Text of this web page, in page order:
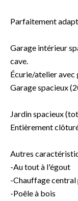
Parfaitement
Garage intérieur
cave.
Écurie/atelier avec
Garage spacieux
Jardin spacieux
Entièrement
Autres
-Au tout à l'égout
-Chauffage central
-Poêle à bois